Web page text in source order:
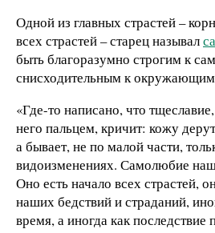
Одной из главных страстей –
всех страстей – старец называл
быть благоразумно строгим к
снисходительным к
«Где-то написано, что
него пальцем, кричит: кожу
а бывает, не по малой части,
видоизменениях. Самолюбие
Оно есть начало всех страстей,
наших бедствий и страданий,
время, а иногда как